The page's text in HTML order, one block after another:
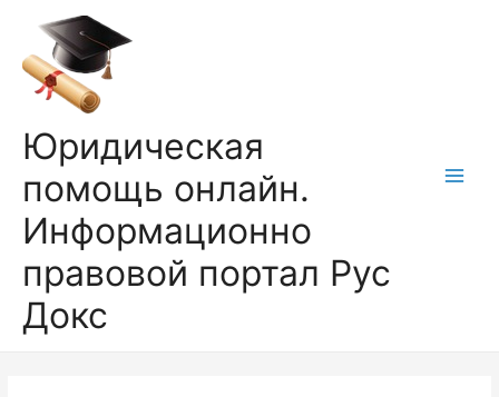
содержимому
Юридическая
помощь онлайн.
Информационно
правовой портал Рус
Докс